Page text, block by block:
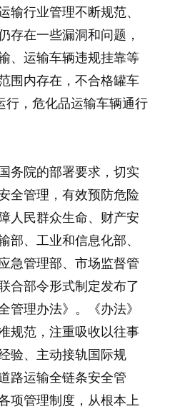
行业管理不断规范、
存在一些漏洞和问题，
、运输车辆违规挂靠等
围内存在，不合格罐车
行，危化品运输车辆通行
务院的部署要求，切实
全管理，有效预防危险
人民群众生命、财产安
、工业和信息化部、
急管理部、市场监督管
合部令形式制定发布了
管理办法》。《办法》
规范，注重吸收以往事
验、主动接轨国际规
路运输全链条安全管
项管理制度，从根本上